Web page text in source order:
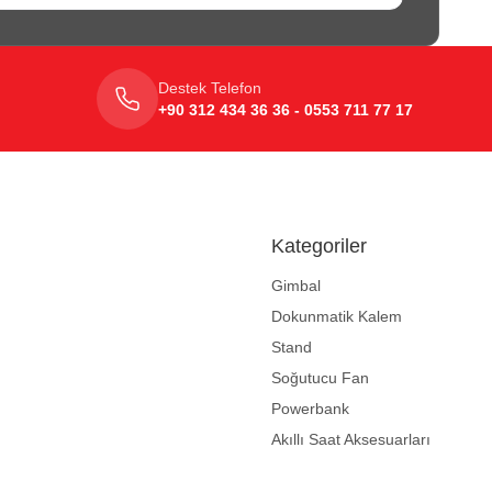
Destek Telefon
+90 312 434 36 36 - 0553 711 77 17
Kategoriler
Gimbal
Dokunmatik Kalem
Stand
Soğutucu Fan
Powerbank
Akıllı Saat Aksesuarları